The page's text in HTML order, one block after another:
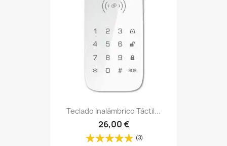
Teclado Inalámbrico Táctil...
26,00 €
(3)